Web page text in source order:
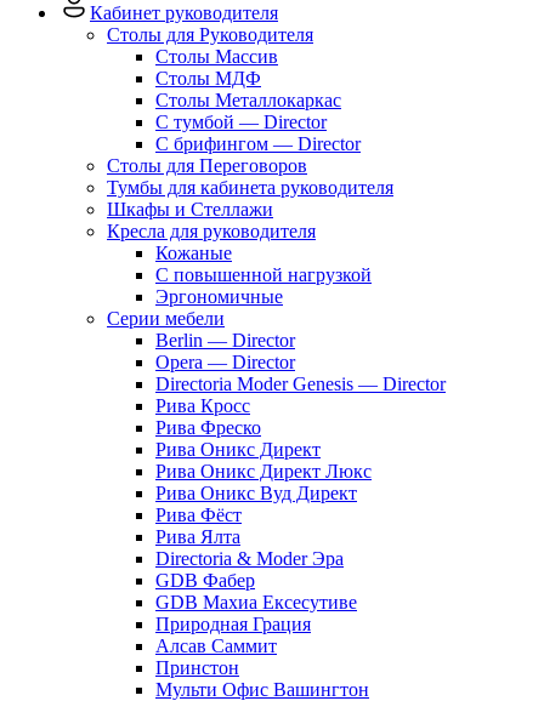
Кабинет руководителя
Столы для Руководителя
Столы Массив
Столы МДФ
Столы Металлокаркас
С тумбой — Director
C брифингом — Director
Столы для Переговоров
Тумбы для кабинета руководителя
Шкафы и Стеллажи
Кресла для руководителя
Кожаные
С повышенной нагрузкой
Эргономичные
Серии мебели
Berlin — Director
Opera — Director
Directoria Moder Genesis — Director
Рива Кросс
Рива Фреско
Рива Оникс Директ
Рива Оникс Директ Люкс
Рива Оникс Вуд Директ
Рива Фёст
Рива Ялта
Directoria & Moder Эра
GDB Фабер
GDB Махиа Ексесутиве
Природная Грация
Алсав Саммит
Принстон
Мульти Офис Вашингтон